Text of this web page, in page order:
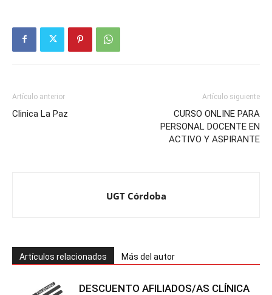
Artículo anterior
Clinica La Paz
Artículo siguiente
CURSO ONLINE PARA
PERSONAL DOCENTE EN
ACTIVO Y ASPIRANTE
UGT Córdoba
Artículos relacionados Más del autor
DESCUENTO AFILIADOS/AS CLÍNICA